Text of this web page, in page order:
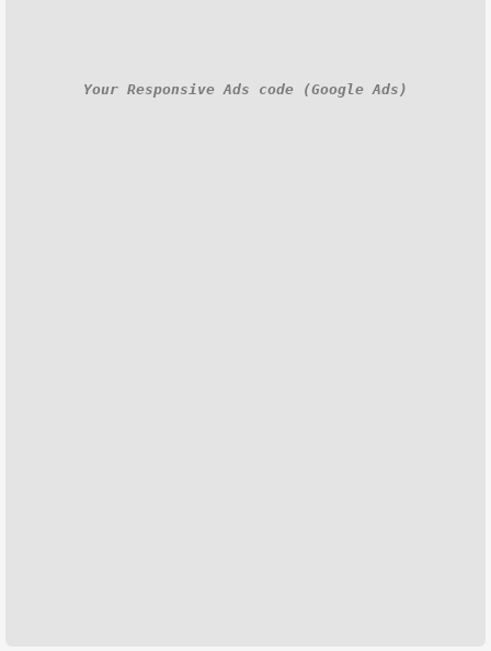
Your Responsive Ads code (Google Ads)